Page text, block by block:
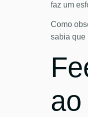
faz um
Como
sabia que